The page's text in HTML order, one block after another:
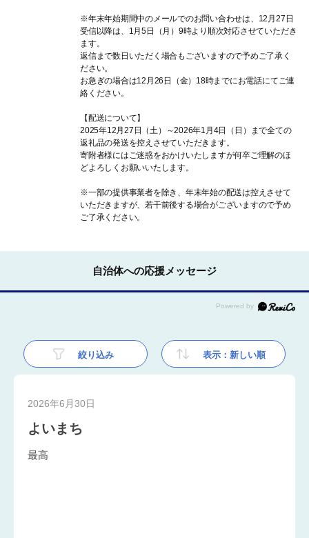
※年末年始期間中のメールでのお問い合わせは、12月27日
受信以降は、1月5日（月）9時より順次対応させていただき
ます。
返信まで数日いただく場合もございますので予めご了承く
ださい。
お急ぎの場合は12月26日（金）18時までにお電話にてご連
絡ください。
【配送について】
2025年12月27日（土）～2026年1月4日（日）まで全ての
返礼品の発送を控えさせていただきます。
寄附者様にはご迷惑をおかけいたしますが何卒ご理解のほ
どよろしくお願いいたします。
※一部の提供事業者を除き、年末年始の配送は控えさせて
いただきますが、若干前後する場合がございますので予め
ご了承ください。
自治体への応援メッセージ
絞り込み 表示：新しい順
2026年6月30日
よいまち
最高